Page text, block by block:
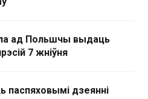
ад Польшчы выдаць
7 жніўня
паспяховымі дзеянні